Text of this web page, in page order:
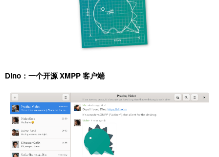
Dino：一个开源 XMPP 客户端